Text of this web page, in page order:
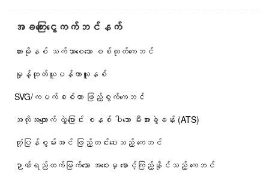
အခကြေးငွေကက်ဘင်နက်
ဟားမိုနစ် သက်သာစေသော စစ်ထုတ်ကေဘင်
မှုန့်ထုတ်ယူပန်ကာယူနစ်
SVG/ကပက်စစ်တာ ဖြည့်စွက်ကေဘင်
အလိုအလျောက် လွှဲပြောင်း စနစ် ပါသော မီးအားခွဲခန်း (ATS)
တုံ့ပြန်စွမ်းအင် ဖြည့်တင်းပေးသည့် ကေဘင်
ဉာဏ်ရည်ထက်မြက်သော အဝေးမှ စောင့်ကြည့်နိုင်သည့် ကေဘင်